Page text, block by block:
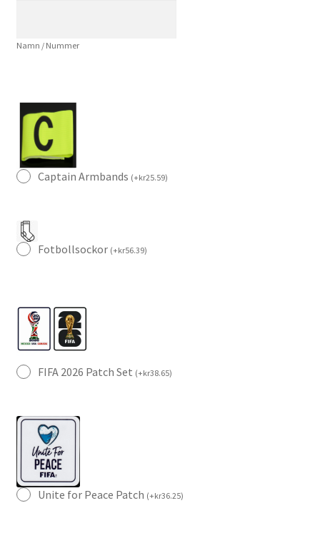
Namn / Nummer
Captain Armbands (+kr25.59)
Fotbollsockor (+kr56.39)
FIFA 2026 Patch Set (+kr38.65)
Unite for Peace Patch (+kr36.25)